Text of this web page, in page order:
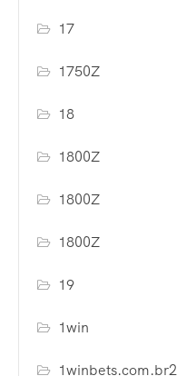
17
1750Z
18
1800Z
1800Z
1800Z
19
1win
1winbets.com.br2